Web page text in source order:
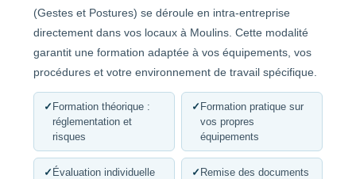
(Gestes et Postures) se déroule en intra-entreprise
directement dans vos locaux à Moulins. Cette modalité
garantit une formation adaptée à vos équipements, vos
procédures et votre environnement de travail spécifique.
✓ Formation théorique :
réglementation et
risques
✓ Formation pratique sur
vos propres
équipements
✓ Évaluation individuelle
✓ Remise des documents